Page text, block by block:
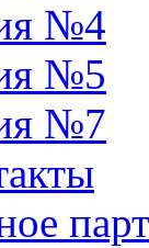
№4
№5
№7